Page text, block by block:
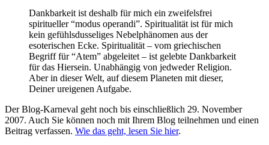
Dankbarkeit ist deshalb für mich ein zweifelsfrei
spiritueller “modus operandi”. Spiritualität ist für mich
kein gefühlsdusseliges Nebelphänomen aus der
esoterischen Ecke. Spiritualität – vom griechischen
Begriff für “Atem” abgeleitet – ist gelebte Dankbarkeit
für das Hiersein. Unabhängig von jedweder Religion.
Aber in dieser Welt, auf diesem Planeten mit dieser,
Deiner ureigenen Aufgabe.
Der Blog-Karneval geht noch bis einschließlich 29. November
2007. Auch Sie können noch mit Ihrem Blog teilnehmen und einen
Beitrag verfassen. Wie das geht, lesen Sie hier.